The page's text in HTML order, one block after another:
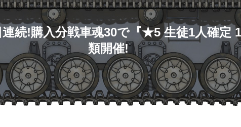
続!購入分戦車魂30で『★5 生徒1人確定
類開催!